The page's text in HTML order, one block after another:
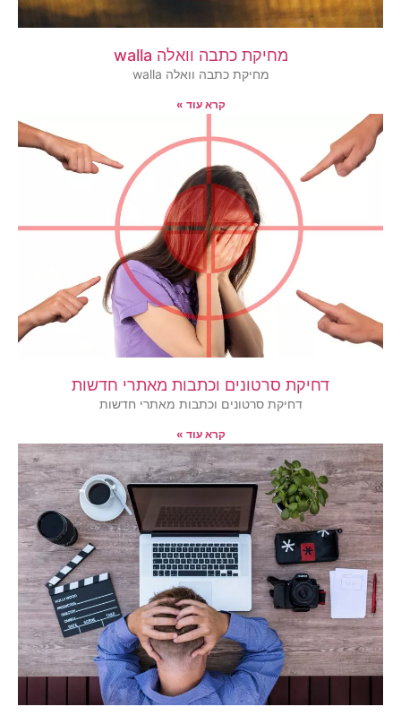
מחיקת כתבה וואלה walla
מחיקת כתבה וואלה walla
קרא עוד »
דחיקת סרטונים וכתבות מאתרי חדשות
דחיקת סרטונים וכתבות מאתרי חדשות
קרא עוד »